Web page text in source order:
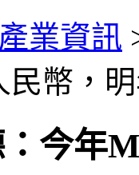
產業資訊
民幣，
今年